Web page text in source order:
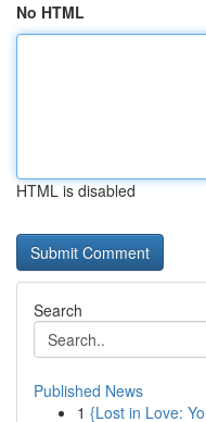
No HTML
HTML is disabled
Search
Published News
1 {Lost in Love: